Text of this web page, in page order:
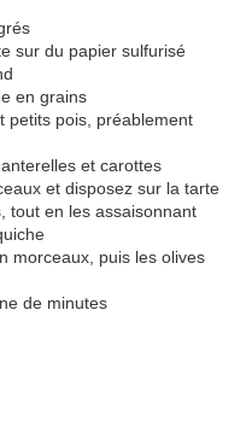
sur du papier sulfurisé
en grains
petits pois, préablement
et carottes
et disposez sur la tarte
tout en les assaisonnant
morceaux, puis les olives
de minutes